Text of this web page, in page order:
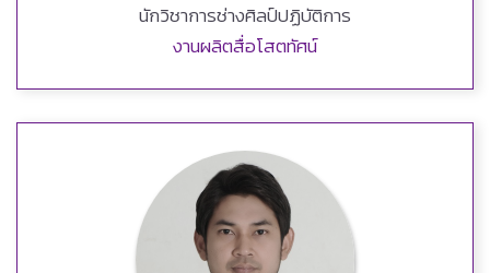
นักวิชาการช่างศิลป์ปฏิบัติการ
งานผลิตสื่อโสตทัศน์